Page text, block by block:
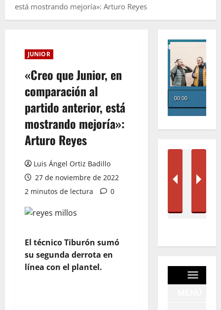
está mostrando mejoría»: Arturo Reyes
JUNIOR
«Creo que Junior, en
comparación al
partido anterior, está
mostrando mejoría»:
Arturo Reyes
Luis Ángel Ortiz Badillo
27 de noviembre de 2022
2 minutos de lectura
0
El técnico Tiburón sumó
su segunda derrota en
línea con el plantel.